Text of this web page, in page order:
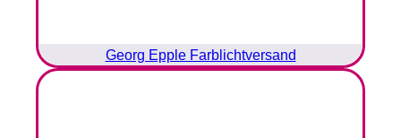
Georg Epple Farblichtversand